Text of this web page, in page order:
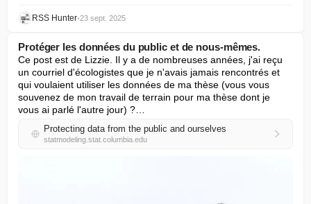
RSS Hunter•23 sept. 2025
Protéger les données du public et de nous-mêmes.
Ce post est de Lizzie. Il y a de nombreuses années, j'ai reçu
un courriel d'écologistes que je n'avais jamais rencontrés et
qui voulaient utiliser les données de ma thèse (vous vous
souvenez de mon travail de terrain pour ma thèse dont je
vous ai parlé l'autre jour) ?…
Protecting data from the public and ourselves
statmodeling.stat.columbia.edu